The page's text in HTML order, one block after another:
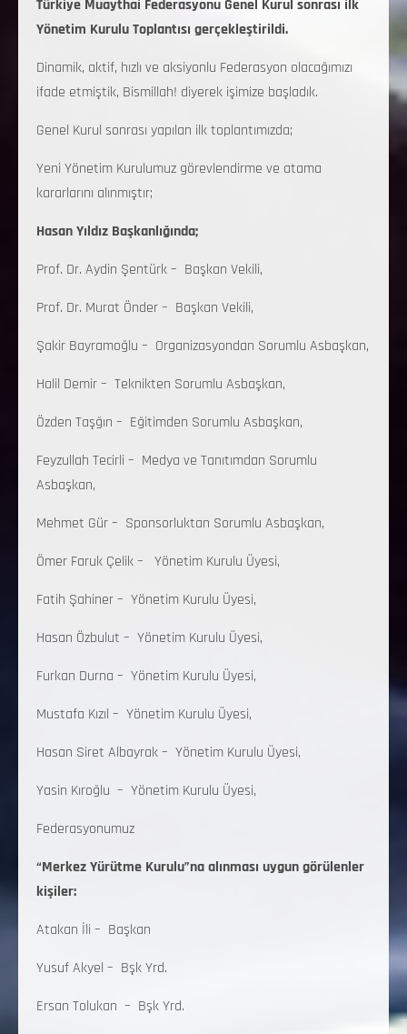
Türkiye Muaythai Federasyonu Genel Kurul sonrası ilk
Yönetim Kurulu Toplantısı gerçekleştirildi.
Dinamik, aktif, hızlı ve aksiyonlu Federasyon olacağımızı
ifade etmiştik, Bismillah! diyerek işimize başladık.
Genel Kurul sonrası yapılan ilk toplantımızda;
Yeni Yönetim Kurulumuz görevlendirme ve atama
kararlarını alınmıştır;
Hasan Yıldız Başkanlığında;
Prof. Dr. Aydin Şentürk – Başkan Vekili,
Prof. Dr. Murat Önder – Başkan Vekili,
Şakir Bayramoğlu – Organizasyondan Sorumlu Asbaşkan,
Halil Demir – Teknikten Sorumlu Asbaşkan,
Özden Taşğın – Eğitimden Sorumlu Asbaşkan,
Feyzullah Tecirli – Medya ve Tanıtımdan Sorumlu
Asbaşkan,
Mehmet Gür – Sponsorluktan Sorumlu Asbaşkan,
Ömer Faruk Çelik – Yönetim Kurulu Üyesi,
Fatih Şahiner – Yönetim Kurulu Üyesi,
Hasan Özbulut – Yönetim Kurulu Üyesi,
Furkan Durna – Yönetim Kurulu Üyesi,
Mustafa Kızıl – Yönetim Kurulu Üyesi,
Hasan Siret Albayrak – Yönetim Kurulu Üyesi,
Yasin Kıroğlu – Yönetim Kurulu Üyesi,
Federasyonumuz
“Merkez Yürütme Kurulu”na alınması uygun görülenler
kişiler:
Atakan İli – Başkan
Yusuf Akyel – Bşk Yrd.
Ersan Tolukan – Bşk Yrd.